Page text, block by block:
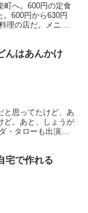
町へ。600円の定食
600円から630円
の店だ。メニュ
んはあんかけ
と思ってたけど、あ
ど。あと、しょうが
タローも出演。
宅で作れる